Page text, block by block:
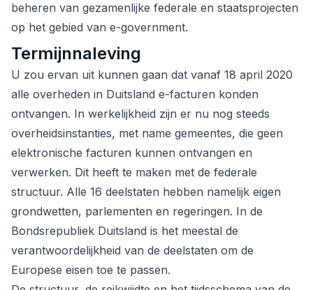
beheren van gezamenlijke federale en staatsprojecten
op het gebied van e-government.
Termijnnaleving
U zou ervan uit kunnen gaan dat vanaf 18 april 2020
alle overheden in Duitsland e-facturen konden
ontvangen. In werkelijkheid zijn er nu nog steeds
overheidsinstanties, met name gemeentes, die geen
elektronische facturen kunnen ontvangen en
verwerken. Dit heeft te maken met de federale
structuur. Alle 16 deelstaten hebben namelijk eigen
grondwetten, parlementen en regeringen. In de
Bondsrepubliek Duitsland is het meestal de
verantwoordelijkheid van de deelstaten om de
Europese eisen toe te passen.